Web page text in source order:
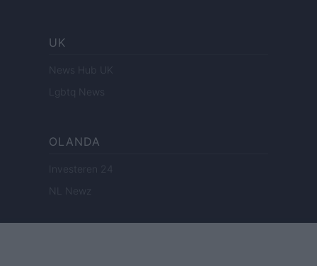
UK
News Hub UK
Lgbtq News
OLANDA
Investeren 24
NL Newz